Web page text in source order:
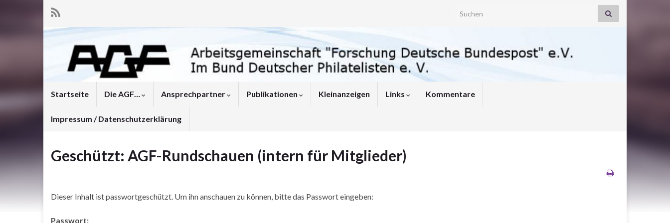
Search for:
Startseite Die AGF… Ansprechpartner Publikationen Kleinanzeigen Links Kommentare
Impressum / Datenschutzerklärung
Geschützt: AGF-Rundschauen (intern für Mitglieder)
Dieser Inhalt ist passwortgeschützt. Um ihn anschauen zu können, bitte das Passwort eingeben:
Passwort: